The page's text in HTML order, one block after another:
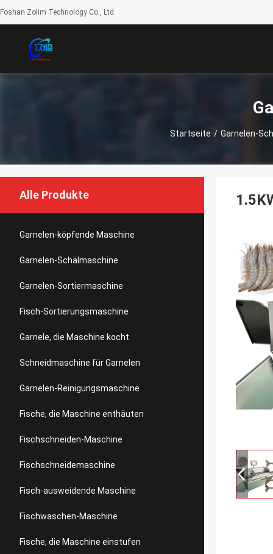
Foshan Zolim Technology Co., Ltd.
Startseite / Garnelen-
Alle Produkte
Garnelen-köpfende Maschine
Garnelen-Schälmaschine
Garnelen-Sortiermaschine
Fisch-Sortierungsmaschine
Garnele, die Maschine kocht
Schneidmaschine für Garnelen
Garnelen-Reinigungsmaschine
Fische, die Maschine enthäuten
Fischschneiden-Maschine
Fischschneidemaschine
Fisch-ausweidende Maschine
Fischwaschen-Maschine
Fische, die Maschine einstufen